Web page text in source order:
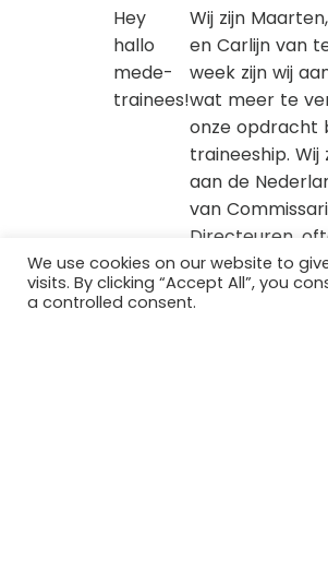
Hey
hallo
mede-
trainees!
Wij zijn
en Carlijn van
week zijn wij
wat meer te
onze opdracht
traineeship.
aan de
van
Directeuren,
Zoals
te leiden is, is
We use cookies on our website to
visits. By clicking “Accept All”, you
a controlled consent.